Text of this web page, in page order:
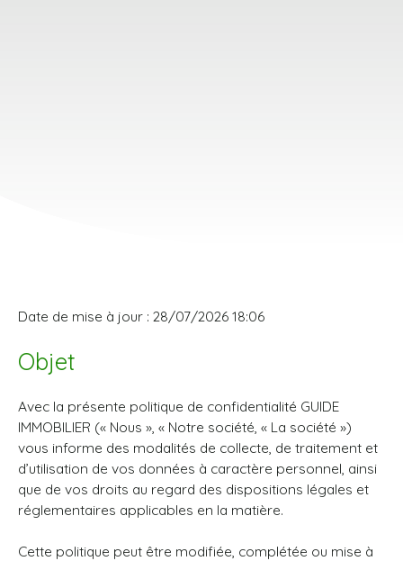
Date de mise à jour : 28/07/2026 18:06
Objet
Avec la présente politique de confidentialité GUIDE
IMMOBILIER (« Nous », « Notre société, « La société »)
vous informe des modalités de collecte, de traitement et
d’utilisation de vos données à caractère personnel, ainsi
que de vos droits au regard des dispositions légales et
réglementaires applicables en la matière.
Cette politique peut être modifiée, complétée ou mise à